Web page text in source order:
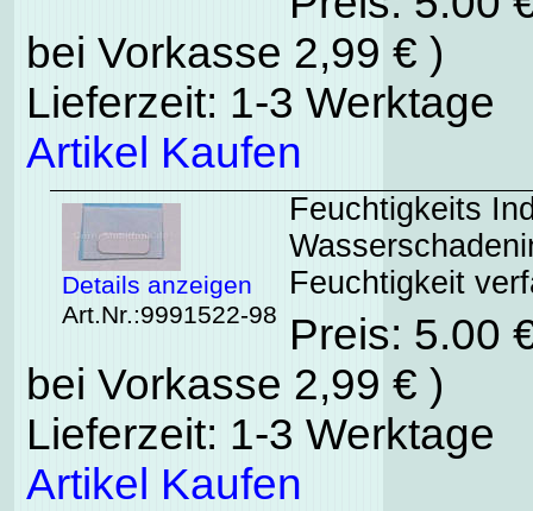
bei Vorkasse 2,99 € )
Lieferzeit: 1-3 Werktage
Artikel Kaufen
Details anzeigen
Art.Nr.:9991522-98
Feuchtigkeits
Feuchtigkeit
Preis: 5.00
bei Vorkasse 2,99 € )
Lieferzeit: 1-3 Werktage
Artikel Kaufen